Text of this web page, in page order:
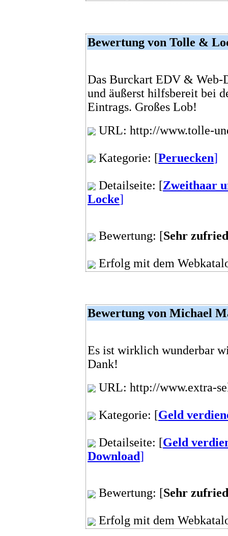
Bewertung von Tolle &
Das Burckart EDV & Web-
und äußerst hilfsbereit bei
Eintrags. Großes Lob!
URL: http://www.tolle-
Kategorie: [Peruecken]
Detailseite: [Zweithaar
Locke]
Bewertung: [Sehr
Erfolg mit dem
Bewertung von Michael
Es ist wirklich wunderbar
Dank!
URL: http://www.extra-
Kategorie: [Geld
Detailseite: [Geld
Download]
Bewertung: [Sehr
Erfolg mit dem